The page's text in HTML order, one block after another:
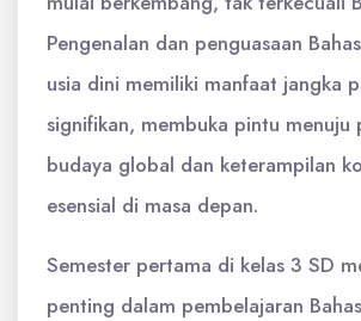
Pengenalan dan penguasaan
usia dini memiliki manfaat jangka
signifikan, membuka pintu menuju
budaya global dan keterampilan
esensial di masa depan.
Semester pertama di kelas 3 SD
penting dalam pembelajaran